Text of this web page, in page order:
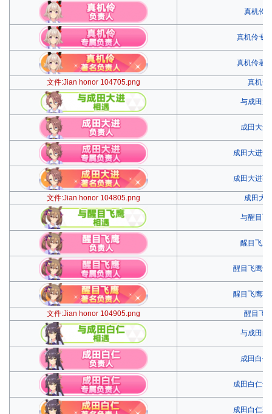
真机伶
真机伶专
真机伶著
文件:Jian honor 104705.png 真机伶
与成田大
成田大进
成田大进专
成田大进著
文件:Jian honor 104805.png 成田大
与醒目飞
醒目飞鹰
醒目飞鹰专
醒目飞鹰著
文件:Jian honor 104905.png 醒目飞
与成田白
成田白仁
成田白仁专
成田白仁著